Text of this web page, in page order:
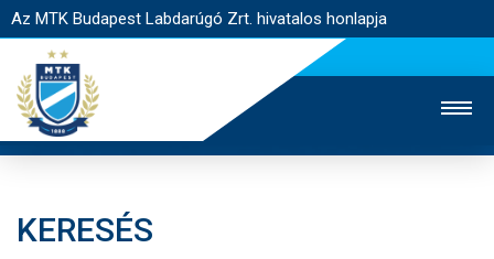
Az MTK Budapest Labdarúgó Zrt. hivatalos honlapja
KERESÉS